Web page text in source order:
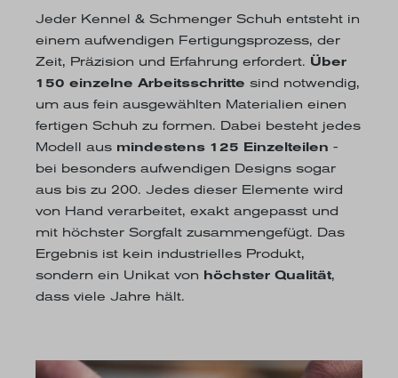
Jeder Kennel & Schmenger Schuh entsteht in
einem aufwendigen Fertigungsprozess, der
Zeit, Präzision und Erfahrung erfordert. Über
150 einzelne Arbeitsschritte sind notwendig,
um aus fein ausgewählten Materialien einen
fertigen Schuh zu formen. Dabei besteht jedes
Modell aus mindestens 125 Einzelteilen -
bei besonders aufwendigen Designs sogar
aus bis zu 200. Jedes dieser Elemente wird
von Hand verarbeitet, exakt angepasst und
mit höchster Sorgfalt zusammengefügt. Das
Ergebnis ist kein industrielles Produkt,
sondern ein Unikat von höchster Qualität,
dass viele Jahre hält.